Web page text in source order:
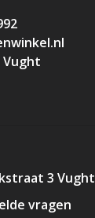
3 Vught
vragen